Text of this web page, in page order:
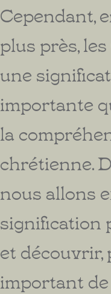
Cependant,
plus près,
une
importante
la
chrétienne.
nous allons
signification
et
important de